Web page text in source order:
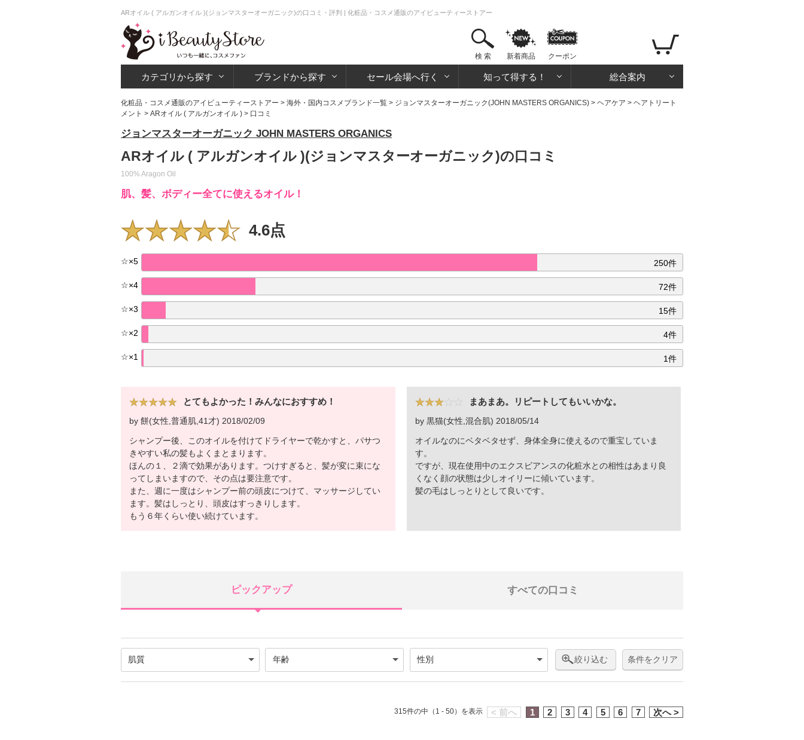
ARオイル ( アルガンオイル )(ジョンマスターオーガニック)の口コミ・評判 | 化粧品・コスメ通販のアイビューティーストアー
検 索 新着商品 クーポン
カテゴリから探す ブランドから探す セール会場へ行く 知って得する！ 総合案内
化粧品・コスメ通販のアイビューティーストアー > 海外・国内コスメブランド一覧 > ジョンマスターオーガニック(JOHN MASTERS ORGANICS) > ヘアケア > ヘアトリート
メント > ARオイル ( アルガンオイル ) > 口コミ
ジョンマスターオーガニック JOHN MASTERS ORGANICS
ARオイル ( アルガンオイル )(ジョンマスターオーガニック)の口コミ
100% Aragon Oil
肌、髪、ボディー全てに使えるオイル！
4.6点
☆×5 250件
☆×4 72件
☆×3 15件
☆×2 4件
☆×1 1件
とてもよかった！みんなにおすすめ！
by 餅(女性,普通肌,41才) 2018/02/09
シャンプー後、このオイルを付けてドライヤーで乾かすと、パサつ
きやすい私の髪もよくまとまります。
ほんの１、２滴で効果があります。つけすぎると、髪が変に束にな
ってしまいますので、その点は要注意です。
また、週に一度はシャンプー前の頭皮につけて、マッサージしてい
ます。髪はしっとり、頭皮はすっきりします。
もう６年くらい使い続けています。
まあまあ。リピートしてもいいかな。
by 黒猫(女性,混合肌) 2018/05/14
オイルなのにベタベタせず、身体全身に使えるので重宝していま
す。
ですが、現在使用中のエクスビアンスの化粧水との相性はあまり良
くなく顔の状態は少しオイリーに傾いています。
髪の毛はしっとりとして良いです。
ピックアップ すべての口コミ
絞り込む 条件をクリア
< 前へ 1 2 3 4 5 6 7 次へ >
315件の中（1 - 50）を表示